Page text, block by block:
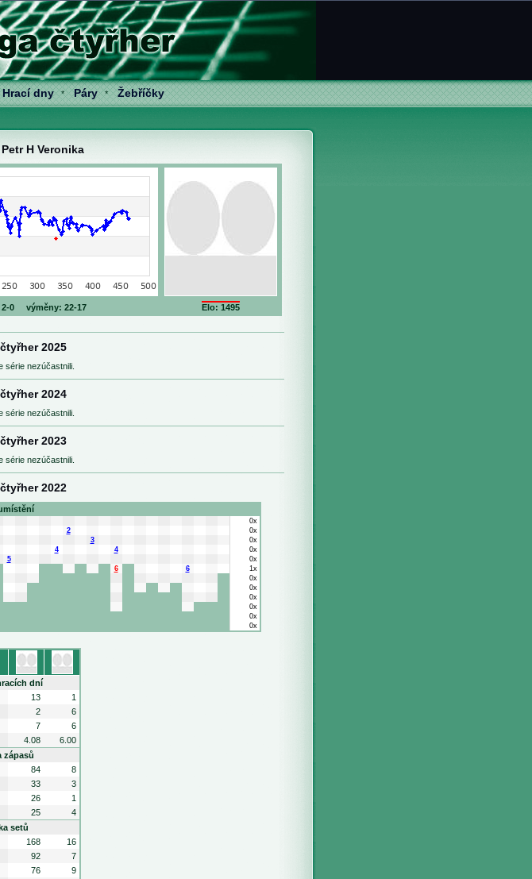
Hrací dny*Páry*Žebříčky
H Veronika
0 výměny: 22-17 Elo: 1495
2025
série nezúčastnili.
2024
série nezúčastnili.
2023
série nezúčastnili.
2022
0x
2
0x
3
0x
4 4
0x
5
0x
6 6
1x
0x
0x
0x
0x
0x
0x
dní
13
1
2
6
7
6
4.08
6.00
zápasů
84
8
33
3
26
1
25
4
setů
168
16
92
7
76
9